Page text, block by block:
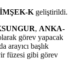
K geliştirildi.
, ANKA-
görev yapacak
arayıcı başlık
füzesi gibi görev